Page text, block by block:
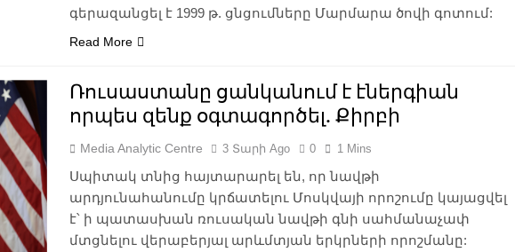
գերազանցել է 1999 թ. ցնցումները Մարմարա ծովի գոտում:
Read More
Ռուսաստանը ցանկանում է էներգիան
որպես զենք օգտագործել. Քիրբի
Media Analytic Centre 3 Տարի Ago 0 1 Mins
Սպիտակ տնից հայտարարել են, որ նավթի
արդյունահանումը կրճատելու Մոսկվայի որոշումը կայացվել
է՝ ի պատասխան ռուսական նավթի գնի սահմանաչափ
մտցնելու վերաբերյալ արևմտյան երկրների որոշմանը: